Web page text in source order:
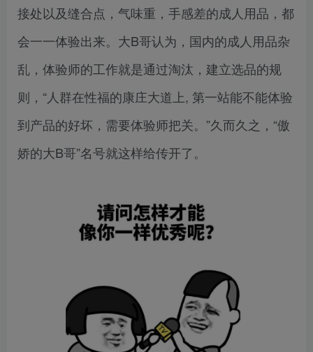
接处以及缝合点，气味重，手感差的成人用品，都
会一一体验出来。大B哥认为，国内的成人用品杂
乱，体验师的工作就是通过淘汰，建立选品的规
则，“人群在性福的康庄大道上, 第一站能不能体验
到产品的好坏，需要体验师把关。”久而久之，“傲
娇的大B哥”名号就这样给传开了。